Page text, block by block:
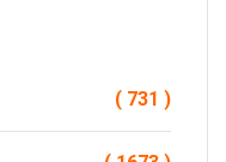
( 731 )